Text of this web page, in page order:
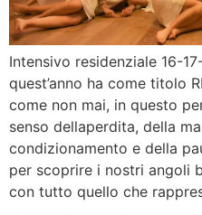
Intensivo residenziale 16-
quest’anno ha come titolo
come non mai, in questo
senso dellaperdita, della
condizionamento e della
per scoprire i nostri angoli
con tutto quello che